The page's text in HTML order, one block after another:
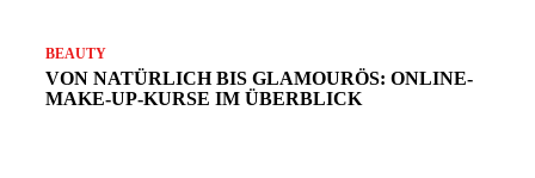
BEAUTY
VON NATÜRLICH BIS GLAMOURÖS: ONLINE-
MAKE-UP-KURSE IM ÜBERBLICK